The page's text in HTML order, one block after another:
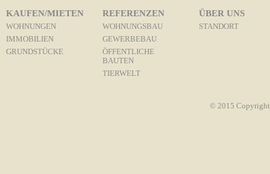
KAUFEN/MIETEN
WOHNUNGEN
IMMOBILIEN
GRUNDSTÜCKE
REFERENZEN
WOHNUNGSBAU
GEWERBEBAU
ÖFFENTLICHE
BAUTEN
TIERWELT
ÜBER UNS
STANDORT
© 2015 Copyright